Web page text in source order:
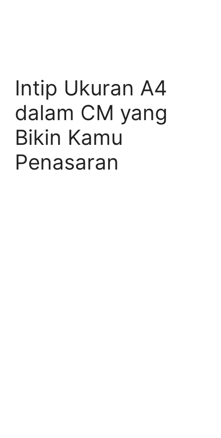
Intip Ukuran A4
dalam CM yang
Bikin Kamu
Penasaran